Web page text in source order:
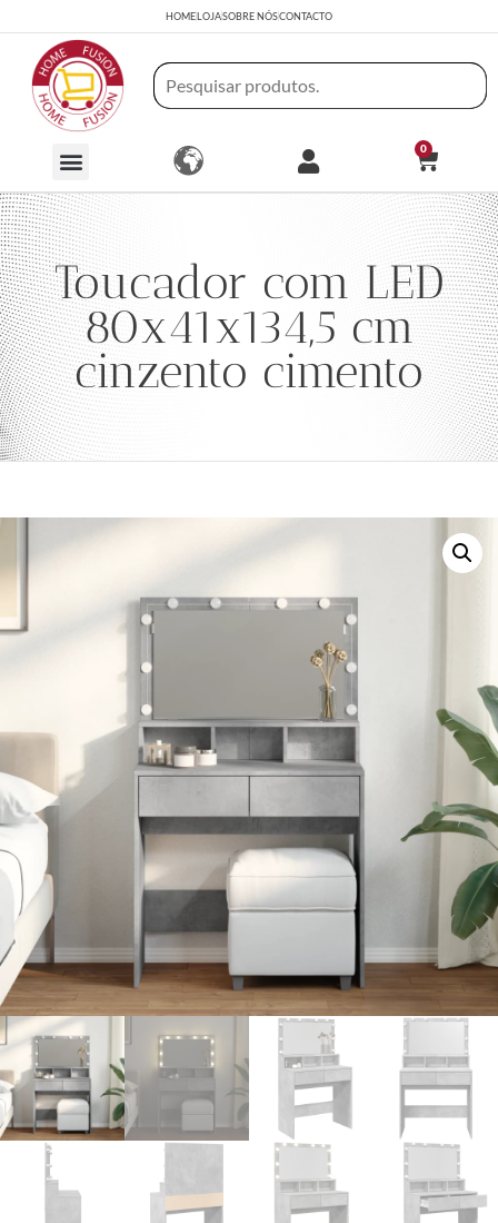
HOMELOJASOBRE NÓSCONTACTO
0
Toucador com LED
80x41x134,5 cm
cinzento cimento